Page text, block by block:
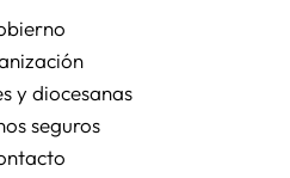
y diocesanas
seguros